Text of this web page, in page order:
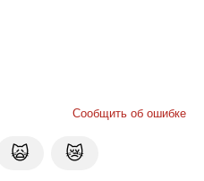
Сообщить об ошибке
🙀 😿